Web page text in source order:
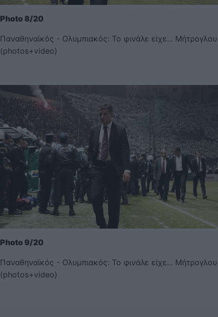
Photo 8/20
Παναθηναϊκός - Ολυμπιακός: Το φινάλε είχε... Μήτρογλου
(photos+video)
Photo 9/20
Παναθηναϊκός - Ολυμπιακός: Το φινάλε είχε... Μήτρογλου
(photos+video)